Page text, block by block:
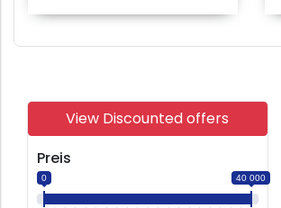
View Discounted offers
Preis
0 40 000